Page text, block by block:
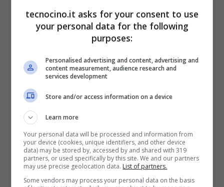
tecnocino.it asks for your consent to use
your personal data for the following
purposes:
Personalised advertising and content, advertising and
content measurement, audience research and
services development
Store and/or access information on a device
Learn more
Your personal data will be processed and information from
your device (cookies, unique identifiers, and other device
data) may be stored by, accessed by and shared with 319
partners, or used specifically by this site. We and our partners
may use precise geolocation data. List of partners.
Some vendors may process your personal data on the basis